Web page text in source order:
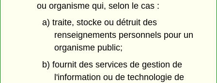
ou organisme qui, selon le cas :
a) traite, stocke ou détruit des
renseignements personnels pour un
organisme public;
b) fournit des services de gestion de
l'information ou de technologie de